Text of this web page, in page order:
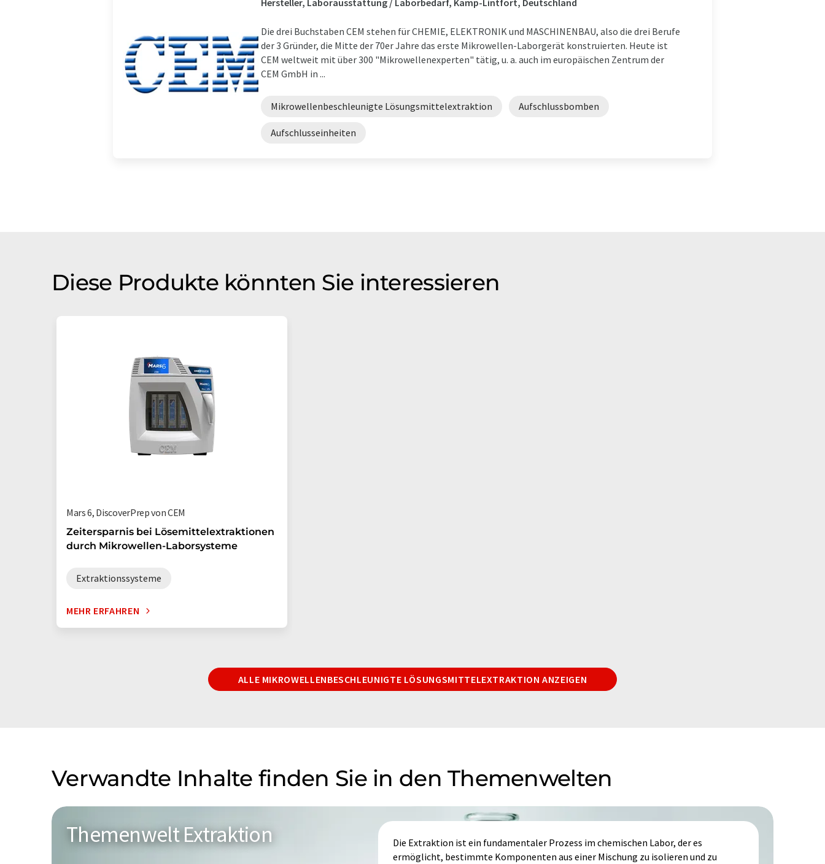
Hersteller, Laborausstattung / Laborbedarf, Kamp-Lintfort, Deutschland
Die drei Buchstaben CEM stehen für CHEMIE, ELEKTRONIK und MASCHINENBAU, also die drei Berufe
der 3 Gründer, die Mitte der 70er Jahre das erste Mikrowellen-Laborgerät konstruierten. Heute ist
CEM weltweit mit über 300 "Mikrowellenexperten" tätig, u. a. auch im europäischen Zentrum der
CEM GmbH in ...
Mikrowellenbeschleunigte Lösungsmittelextraktion Aufschlussbomben
Aufschlusseinheiten
Diese Produkte könnten Sie interessieren
Mars 6, DiscoverPrep von CEM
Zeitersparnis bei Lösemittelextraktionen
durch Mikrowellen-Laborsysteme
Extraktionssysteme
MEHR ERFAHREN
ALLE MIKROWELLENBESCHLEUNIGTE LÖSUNGSMITTELEXTRAKTION ANZEIGEN
Verwandte Inhalte finden Sie in den Themenwelten
Themenwelt Extraktion
Die Extraktion ist ein fundamentaler Prozess im chemischen Labor, der es
ermöglicht, bestimmte Komponenten aus einer Mischung zu isolieren und zu